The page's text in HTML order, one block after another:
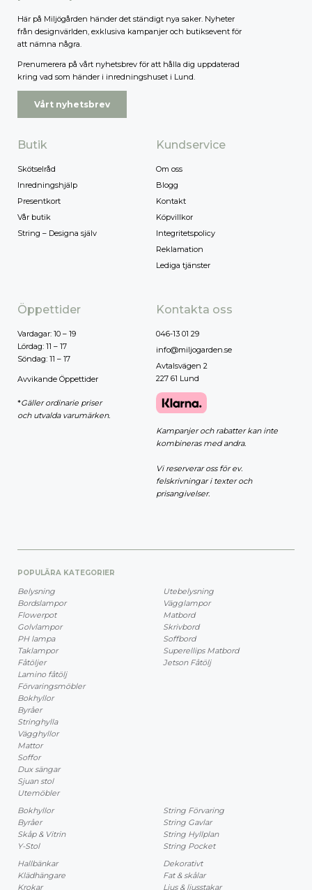
Här på Miljögården händer det ständigt nya saker. Nyheter
från designvärlden, exklusiva kampanjer och butiksevent för
att nämna några.
Prenumerera på vårt nyhetsbrev för att hålla dig uppdaterad
kring vad som händer i inredningshuset i Lund.
Vårt nyhetsbrev
Butik
Skötselråd
Inredningshjälp
Presentkort
Vår butik
String – Designa själv
Kundservice
Om oss
Blogg
Kontakt
Köpvillkor
Integritetspolicy
Reklamation
Lediga tjänster
Öppettider
Vardagar: 10 – 19
Lördag: 11 – 17
Söndag: 11 – 17
Avvikande Öppettider
*Gäller ordinarie priser
och utvalda varumärken.
Kontakta oss
046-13 01 29
info@miljogarden.se
Avtalsvägen 2
227 61 Lund
Kampanjer och rabatter kan inte
kombineras med andra.
Vi reserverar oss för ev.
felskrivningar i texter och
prisangivelser.
POPULÄRA KATEGORIER
Belysning
Bordslampor
Flowerpot
Golvlampor
PH lampa
Taklampor
Fåtöljer
Lamino fåtölj
Förvaringsmöbler
Bokhyllor
Byråer
Stringhylla
Vägghyllor
Mattor
Soffor
Dux sängar
Sjuan stol
Utemöbler
Utebelysning
Vägglampor
Matbord
Skrivbord
Soffbord
Superellips Matbord
Jetson Fåtölj
Bokhyllor
Byråer
Skåp & Vitrin
Y-Stol
String Förvaring
String Gavlar
String Hyllplan
String Pocket
Hallbänkar
Klädhängare
Krokar
Dekorativt
Fat & skålar
Ljus & ljusstakar